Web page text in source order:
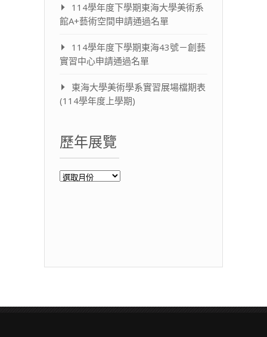
114學年度下學期東海大學美術系
館A+藝術空間申請通過名單
114學年度下學期東海43號－創藝
實習中心申請通過名單
東海大學美術學系實習展場檔期表
(114學年度上學期)
歷年展覽
歷